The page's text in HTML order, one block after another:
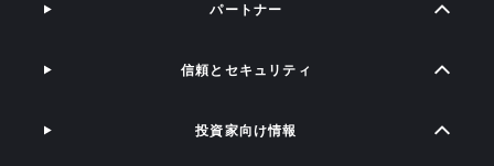
パートナー
信頼とセキュリティ
投資家向け情報